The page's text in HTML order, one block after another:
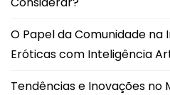
O Papel da Comunidade na
Eróticas com Inteligência
Tendências e Inovações no